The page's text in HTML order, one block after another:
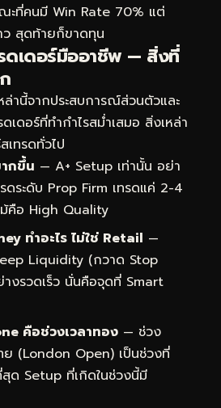
ณะที่คนมี Win Rate 70% แต่
ว สุดท้ายก็ขาดทุน
ดเดอร์มืออาชีพ — สิ่งที่
ล่านี้จากประสบการณ์ส่วนตัวและ
ดอร์ที่ทำกำไรสม่ำเสมอ สิ่งเหล่า
เทรดทั่วไป
กขึ้น — A+ Setup เท่านั้น อย่า
รดระดับ Prop Firm เทรดแค่ 2-4
คือ High Quality
ทำอะไร ไม่ใช่ Retail —
Liquidity (กวาด Stop
งรวดเร็ว นั่นคือจุดที่ Smart
คือช่วงเวลาทอง — ช่วง
ย (London Open) เป็นช่วงที่
ด Setup ที่เกิดในช่วงนี้มี